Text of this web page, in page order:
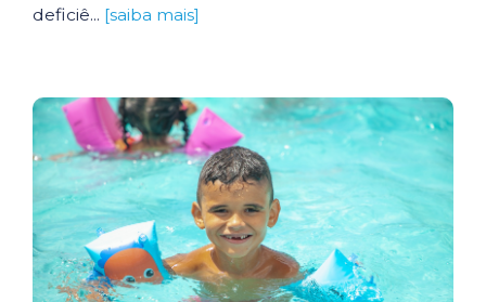
deficiê... [saiba mais]